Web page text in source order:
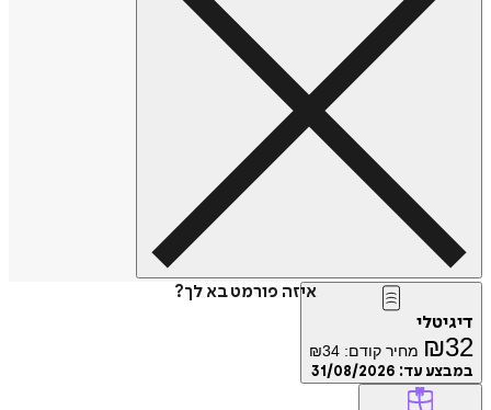
איזה פורמט בא לך?
דיגיטלי
₪32 מחיר קודם: ₪34
במבצע עד: 31/08/2026